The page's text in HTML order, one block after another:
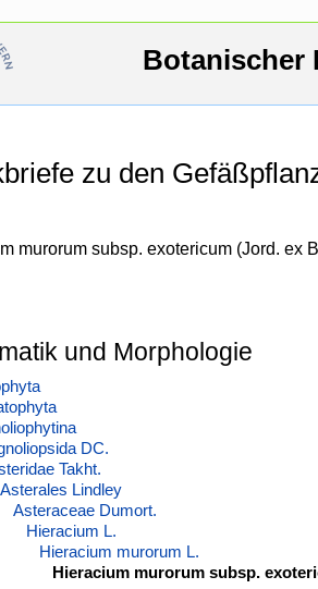
Botanischer
zu den
murorum subsp. exotericum (Jord. ex
und Morphologie
DC.
Takht.
Asterales Lindley
Asteraceae Dumort.
Hieracium L.
Hieracium murorum L.
Hieracium murorum subsp.